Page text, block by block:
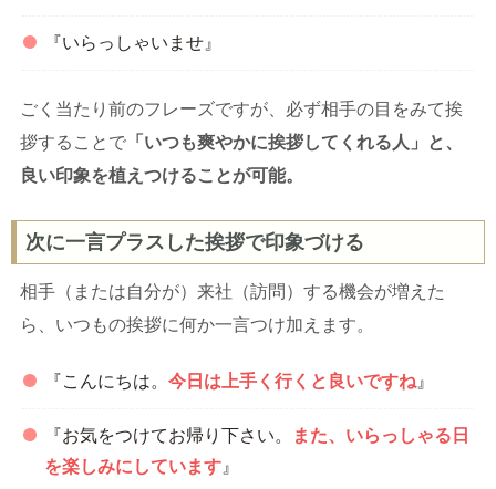
『いらっしゃいませ』
ごく当たり前のフレーズですが、必ず相手の目をみて挨
拶することで 「いつも爽やかに挨拶してくれる人」と、
良い印象を植えつけることが可能。
次に一言プラスした挨拶で印象づける
相手（または自分が）来社（訪問）する機会が増えた
ら、いつもの挨拶に何か一言つけ加えます。
『こんにちは。 今日は上手く行くと良いですね 』
『お気をつけてお帰り下さい。
また、いらっしゃる日
を楽しみにしています 』